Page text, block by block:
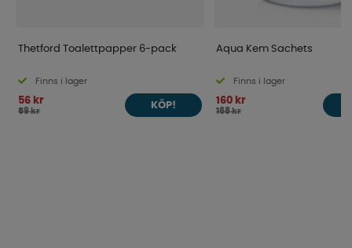
Thetford Toalettpapper 6-pack
Finns i lager
56 kr
59 kr
KÖP!
Aqua Kem Sachets
Finns i lager
160 kr
168 kr